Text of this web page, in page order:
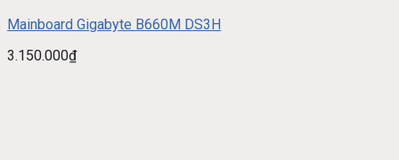
Mainboard Gigabyte B660M DS3H
3.150.000₫